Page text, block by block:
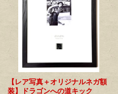
【レア写真＋オリジナルネガ額
装】ドラゴンへの道キック